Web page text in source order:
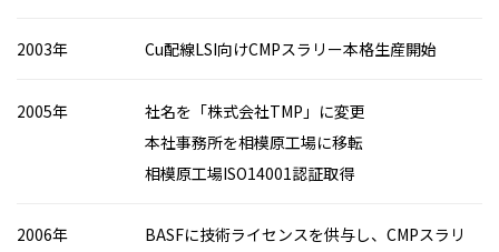
2003年 Cu配線LSI向けCMPスラリー本格生産開始
2005年
社名を「株式会社TMP」に変更
本社事務所を相模原工場に移転
相模原工場ISO14001認証取得
2006年
BASFに技術ライセンスを供与し、CMPスラリ